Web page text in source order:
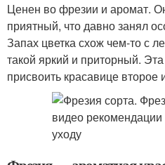
Ценен во фрезии и аромат.
приятный, что давно занял
Запах цветка схож чем-то с
такой яркий и приторный.
присвоить красавице